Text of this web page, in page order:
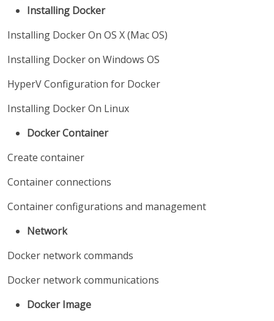
Installing Docker
Installing Docker On OS X (Mac OS)
Installing Docker on Windows OS
HyperV Configuration for Docker
Installing Docker On Linux
Docker Container
Create container
Container connections
Container configurations and management
Network
Docker network commands
Docker network communications
Docker Image